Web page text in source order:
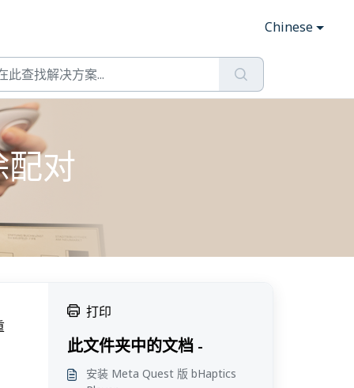
Chinese
对
打印
此文件夹中的文档 -
安装 Meta Quest 版 bHaptics